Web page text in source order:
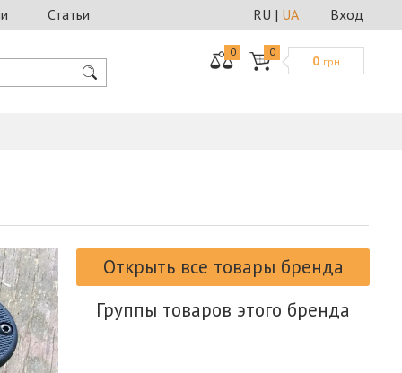
Статьи Вход
RU | UA
0 0
0 грн
Открыть все товары бренда
Группы товаров этого бренда